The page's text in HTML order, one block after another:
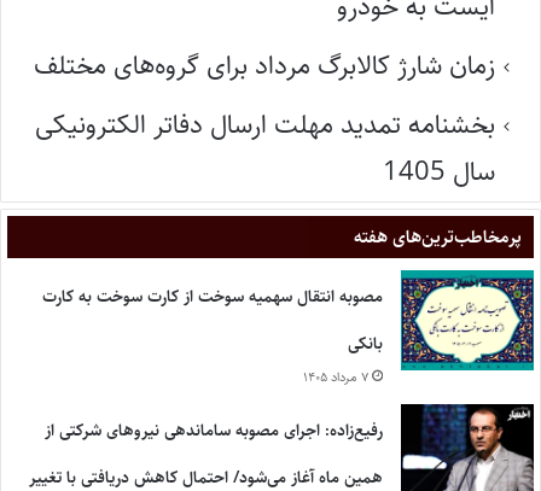
زمان شارژ کالابرگ مرداد برای گروه‌های مختلف
بخشنامه تمدید مهلت ارسال دفاتر الکترونیکی
سال 1405
پر‌مخاطب‌ترین‌های هفته
مصوبه انتقال سهمیه سوخت از کارت سوخت به کارت
بانکی
۷ مرداد ۱۴۰۵
رفیع‌زاده: اجرای مصوبه ساماندهی نیروهای شرکتی از
همین ماه آغاز می‌شود/ احتمال کاهش دریافتی با تغییر